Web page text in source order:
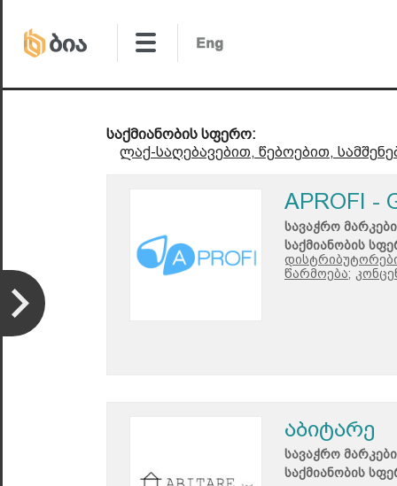
საქმიანობის სფერო:
ლაქ-საღებავებით, წებოებით,
APROFI -
სავაჭრო
საქმიანობის
წარმოება;
აბიტარე
სავაჭრო
საქმიანობის